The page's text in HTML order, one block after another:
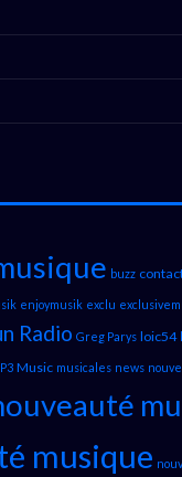
buzz
enjoymusik exclu
Radio Greg Parys loic54
Music musicales news
musique